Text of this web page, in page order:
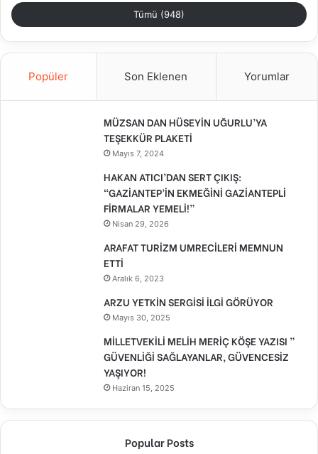
Tümü (948)
Popüler Son Eklenen Yorumlar
MÜZSAN DAN HÜSEYİN UĞURLU’YA
TEŞEKKÜR PLAKETİ
Mayıs 7, 2024
HAKAN ATICI’DAN SERT ÇIKIŞ:
“GAZİANTEP’İN EKMEĞİNİ GAZİANTEPLİ
FİRMALAR YEMELİ!”
Nisan 29, 2026
ARAFAT TURİZM UMRECİLERİ MEMNUN
ETTİ
Aralık 6, 2023
ARZU YETKİN SERGİSİ İLGİ GÖRÜYOR
Mayıs 30, 2025
MİLLETVEKİLİ MELİH MERİÇ KÖŞE YAZISI ”
GÜVENLİĞİ SAĞLAYANLAR, GÜVENCESİZ
YAŞIYOR!
Haziran 15, 2025
Popular Posts